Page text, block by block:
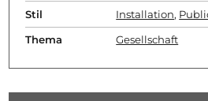
Stil Installation,
Thema Gesellschaft